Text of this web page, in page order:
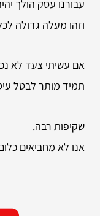
עבורנו עסק הולך
וזהו מעלה גדולה
אם עשיתי צעד לא
תמיד מותר לבטל
שקיפות רבה.
אנו לא מחביאים